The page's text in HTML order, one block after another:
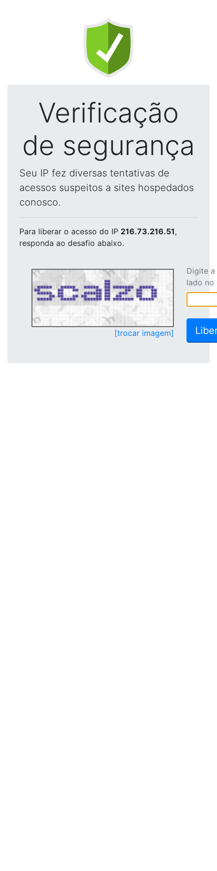
Verificação
de segurança
Seu IP fez diversas tentativas de
acessos suspeitos a sites hospedados
conosco.
Para liberar o acesso do IP 216.73.216.51,
responda ao desafio abaixo.
[trocar imagem]
Digite
lado no